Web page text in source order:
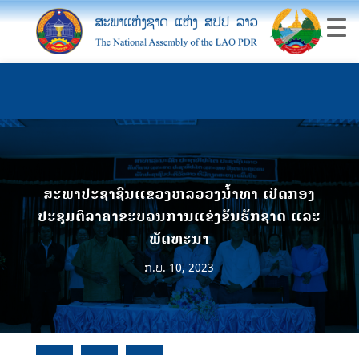
ສະພາປະຊາຊົນແຂວງຫລວວງນ້ຳທາ ເປີດກອງ
ປະຊຸມຕີລາຄາຂະບວນການແຂ່ງຂັນຮັກຊາດ ແລະ
ພັດທະນາ
ກ.ພ. 10, 2023